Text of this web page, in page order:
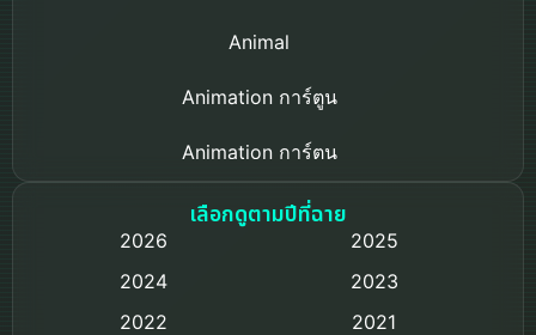
Animal
Animation การ์ตูน
Animation การ์ตูน
Based on a True Story เรื่องจริง
เลือกดูตามปีที่ฉาย
2026
2025
2024
2023
2022
2021